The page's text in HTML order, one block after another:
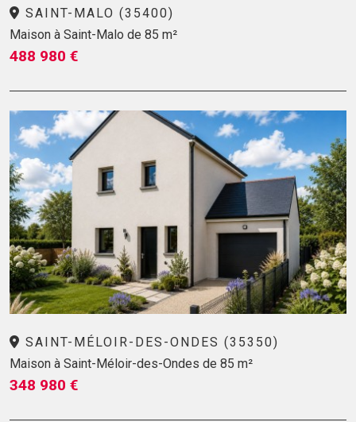
SAINT-MALO (35400)
Maison à Saint-Malo de 85 m²
488 980 €
SAINT-MÉLOIR-DES-ONDES (35350)
Maison à Saint-Méloir-des-Ondes de 85 m²
348 980 €